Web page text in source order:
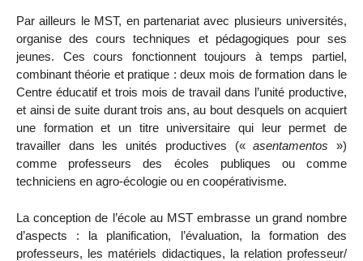
Par ailleurs le MST, en partenariat avec plusieurs universités,
organise des cours techniques et pédagogiques pour ses
jeunes. Ces cours fonctionnent toujours à temps partiel,
combinant théorie et pratique : deux mois de formation dans le
Centre éducatif et trois mois de travail dans l’unité productive,
et ainsi de suite durant trois ans, au bout desquels on acquiert
une formation et un titre universitaire qui leur permet de
travailler dans les unités productives («asentamentos »)
comme professeurs des écoles publiques ou comme
techniciens en agro-écologie ou en coopérativisme.
La conception de l’école au MST embrasse un grand nombre
d’aspects : la planification, l’évaluation, la formation des
professeurs, les matériels didactiques, la relation professeur/